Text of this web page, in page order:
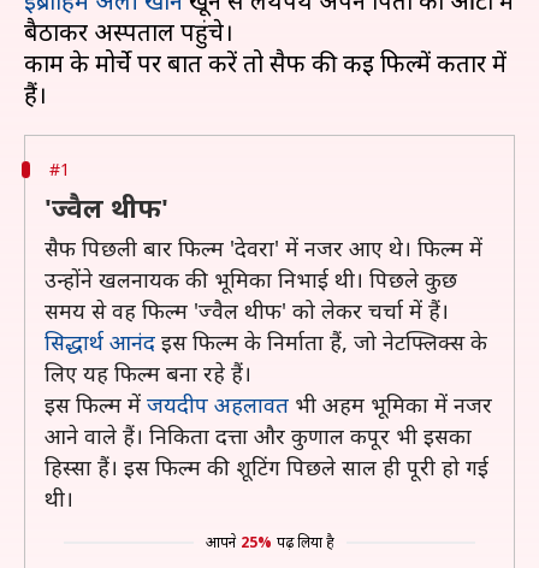
बैठाकर अस्पताल पहुंचे।
काम के मोर्चे पर बात करें तो सैफ की कई फिल्में कतार में
#1
'ज्वैल थीफ'
सैफ पिछली बार फिल्म 'देवरा' में नजर आए थे। फिल्म में
उन्होंने खलनायक की भूमिका निभाई थी। पिछले कुछ
समय से वह फिल्म 'ज्वैल थीफ' को लेकर चर्चा में हैं।
सिद्धार्थ आनंद इस फिल्म के निर्माता हैं, जो नेटफ्लिक्स के
लिए यह फिल्म बना रहे हैं।
इस फिल्म में जयदीप अहलावत भी अहम भूमिका में नजर
आने वाले हैं। निकिता दत्ता और कुणाल कपूर भी इसका
हिस्सा हैं। इस फिल्म की शूटिंग पिछले साल ही पूरी हो गई
थी।
आपने 25% पढ़ लिया है